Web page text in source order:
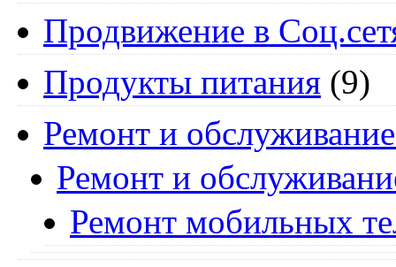
Продвижение в
Продукты питания (9)
Ремонт и
Ремонт и
Ремонт мобильных